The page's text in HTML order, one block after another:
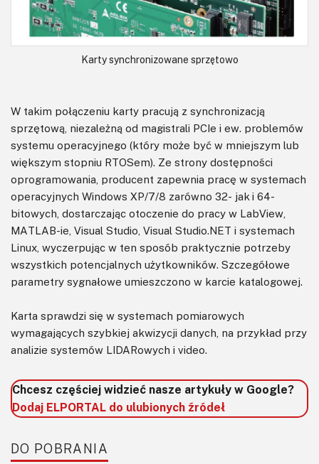
Karty synchronizowane sprzętowo
W takim połączeniu karty pracują z synchronizacją
sprzętową, niezależną od magistrali PCIe i ew. problemów
systemu operacyjnego (który może być w mniejszym lub
większym stopniu RTOSem). Ze strony dostępności
oprogramowania, producent zapewnia pracę w systemach
operacyjnych Windows XP/7/8 zarówno 32- jak i 64-
bitowych, dostarczając otoczenie do pracy w LabView,
MATLAB-ie, Visual Studio, Visual Studio.NET i systemach
Linux, wyczerpując w ten sposób praktycznie potrzeby
wszystkich potencjalnych użytkowników. Szczegółowe
parametry sygnałowe umieszczono w karcie katalogowej.
Karta sprawdzi się w systemach pomiarowych
wymagających szybkiej akwizycji danych, na przykład przy
analizie systemów LIDARowych i video.
Chcesz częściej widzieć nasze artykuły w Google?
Dodaj ELPORTAL do ulubionych źródeł
DO POBRANIA